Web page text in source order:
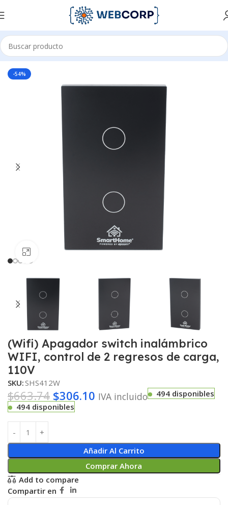
Inicio ENERGÍA APAGADORES
-54%
Haga clic para ampliar
(Wifi) Apagador switch inalámbrico
WIFI, control de 2 regresos de carga,
110V
SKU:SHS412W
$663.74 $306.10 IVA incluido
494 disponibles
494 disponibles
Añadir Al Carrito
Comprar Ahora
Add to compare
Compartir en